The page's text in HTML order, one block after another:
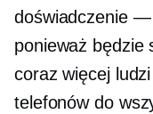
doświadczenie
ponieważ będzie
coraz więcej
telefonów do